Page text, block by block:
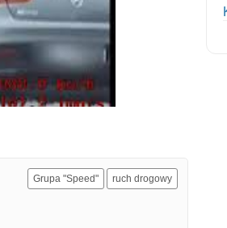
Grupa "Speed" ruch drogowy